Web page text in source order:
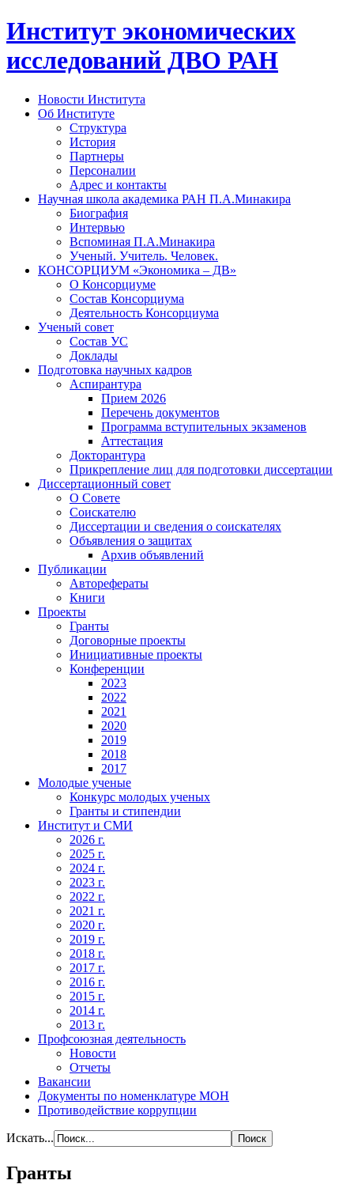
Институт экономических
исследований ДВО РАН
Новости Института
Об Институте
Структура
История
Партнеры
Персоналии
Адрес и контакты
Научная школа академика РАН П.А.Минакира
Биография
Интервью
Вспоминая П.А.Минакира
Ученый. Учитель. Человек.
КОНСОРЦИУМ «Экономика – ДВ»
О Консорциуме
Состав Консорциума
Деятельность Консорциума
Ученый совет
Состав УС
Доклады
Подготовка научных кадров
Аспирантура
Прием 2026
Перечень документов
Программа вступительных экзаменов
Аттестация
Докторантура
Прикрепление лиц для подготовки диссертации
Диссертационный совет
О Совете
Соискателю
Диссертации и сведения о соискателях
Объявления о защитах
Архив объявлений
Публикации
Авторефераты
Книги
Проекты
Гранты
Договорные проекты
Инициативные проекты
Конференции
2023
2022
2021
2020
2019
2018
2017
Молодые ученые
Конкурс молодых ученых
Гранты и стипендии
Институт и СМИ
2026 г.
2025 г.
2024 г.
2023 г.
2022 г.
2021 г.
2020 г.
2019 г.
2018 г.
2017 г.
2016 г.
2015 г.
2014 г.
2013 г.
Профсоюзная деятельность
Новости
Отчеты
Вакансии
Документы по номенклатуре МОН
Противодействие коррупции
Искать...
Гранты